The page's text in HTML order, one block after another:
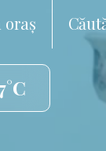
oraș